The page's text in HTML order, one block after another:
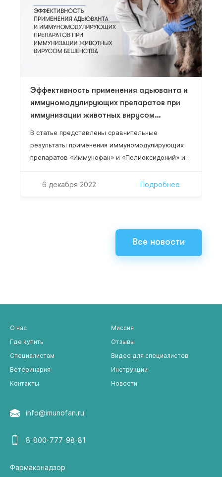
Эффективность применения адьюванта и
иммуномодулирующих препаратов при
иммунизации животных вирусом
В статье представлены сравнительные
результаты применения иммуномодулирующих
препаратов «Иммунофан» и «Полиоксидоний» и
ПЭС-300 с ланолином при иммунизации баранов
животных достоверно возрастает при
иммуномодуляторов с вирусом бешенства и
6 декабря 2022 Подробнее
Все новости
О нас
Миссия
Где купить
Отзывы
Специалистам
Видео для специалистов
Ветеринария
Инструкции
Контакты
Новости
info@imunofan.ru
8-800-777-98-81
Фармаконадзор